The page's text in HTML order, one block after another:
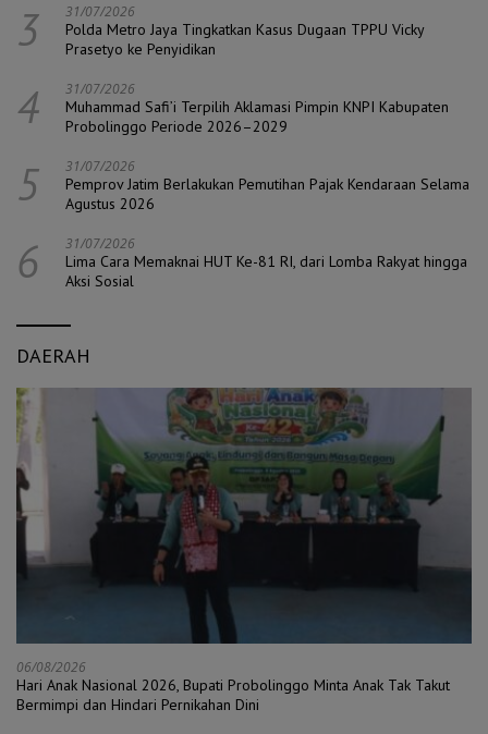
3 31/07/2026
Polda Metro Jaya Tingkatkan Kasus Dugaan TPPU Vicky
Prasetyo ke Penyidikan
4 31/07/2026
Muhammad Safi’i Terpilih Aklamasi Pimpin KNPI Kabupaten
Probolinggo Periode 2026–2029
5 31/07/2026
Pemprov Jatim Berlakukan Pemutihan Pajak Kendaraan Selama
Agustus 2026
6 31/07/2026
Lima Cara Memaknai HUT Ke-81 RI, dari Lomba Rakyat hingga
Aksi Sosial
DAERAH
06/08/2026
Hari Anak Nasional 2026, Bupati Probolinggo Minta Anak Tak Takut
Bermimpi dan Hindari Pernikahan Dini